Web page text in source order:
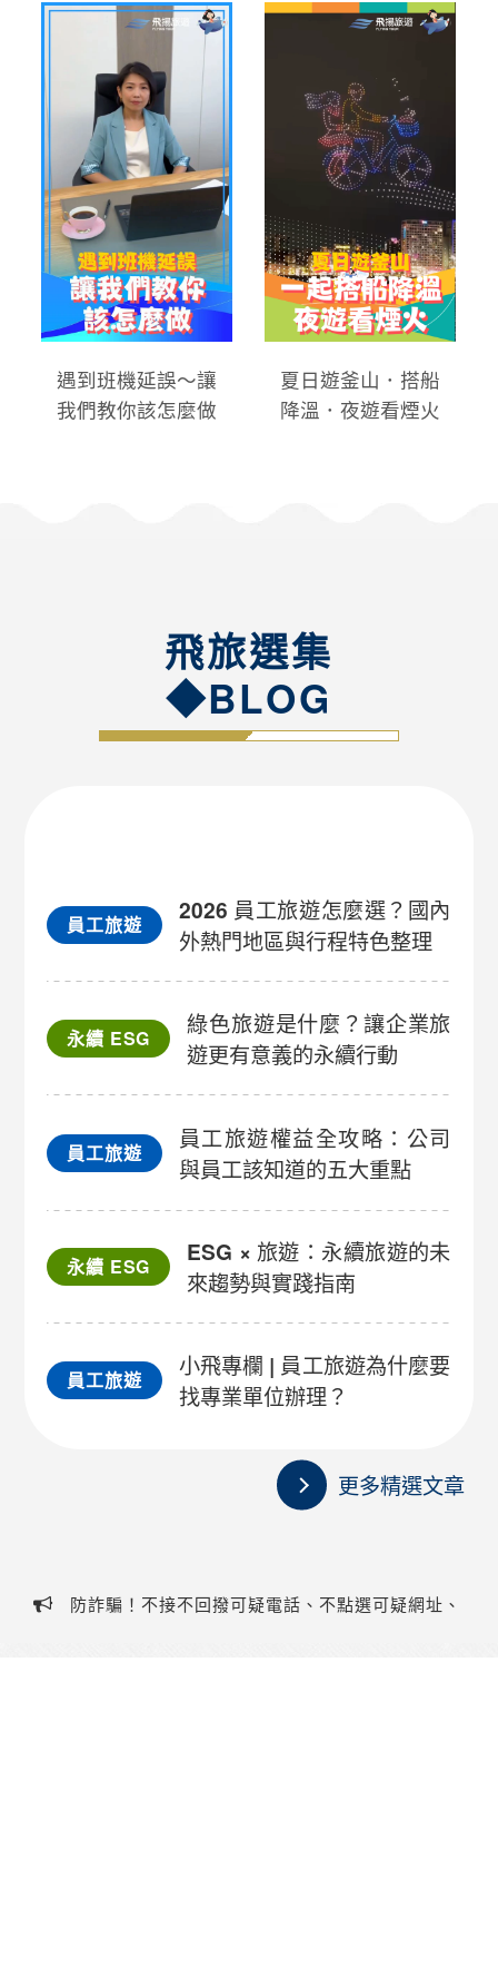
遇到班機延誤～讓
我們教你該怎麼做
夏日遊釜山．搭船
降溫．夜遊看煙火
飛旅選集
◆BLOG
員工旅遊
2026 員工旅遊怎麼選？國內
外熱門地區與行程特色整理
永續 ESG
綠色旅遊是什麼？讓企業旅
遊更有意義的永續行動
員工旅遊
員工旅遊權益全攻略：公司
與員工該知道的五大重點
永續 ESG
ESG × 旅遊：永續旅遊的未
來趨勢與實踐指南
員工旅遊
小飛專欄 | 員工旅遊為什麼要
找專業單位辦理？
更多精選文章
防詐騙！不接不回撥可疑電話、不點選可疑網址、